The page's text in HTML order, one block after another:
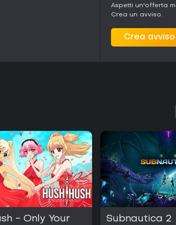
Aspetti un'offerta
Crea un avviso.
Crea avviso
- Only Your
Subnautica 2